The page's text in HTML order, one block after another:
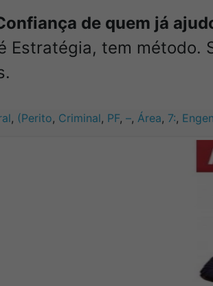
de quem já
Estratégia, tem método.
, (Perito, Criminal, PF, –, Área, 7:,